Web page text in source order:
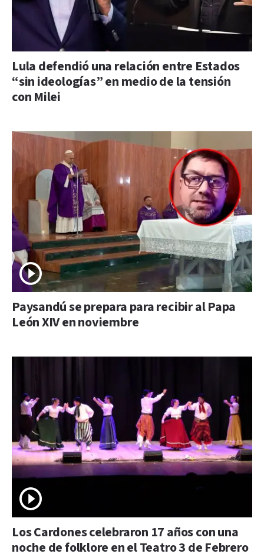
Lula defendió una relación entre Estados
“sin ideologías” en medio de la tensión
con Milei
Paysandú se prepara para recibir al Papa
León XIV en noviembre
Los Cardones celebraron 17 años con una
noche de folklore en el Teatro 3 de Febrero